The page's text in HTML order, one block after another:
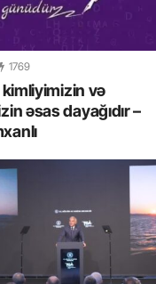
1769
və
əsas dayağıdır –